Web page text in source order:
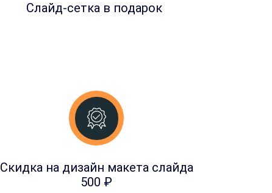
Скидка на дизайн макета слайда
500 ₽
Слайд-сетка в подарок